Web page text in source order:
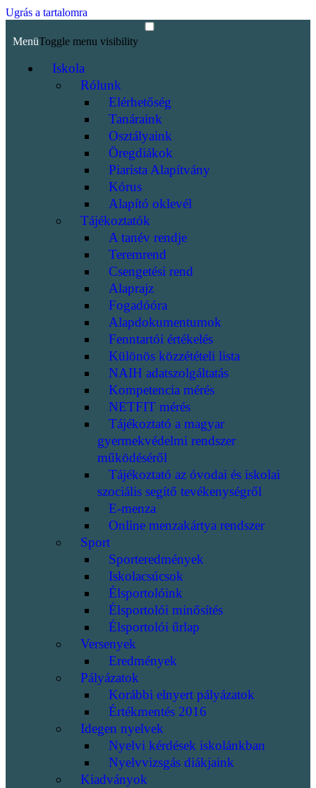
Ugrás a tartalomra
MenüToggle menu visibility
Iskola
Rólunk
Elérhetőség
Tanáraink
Osztályaink
Öregdiákok
Piarista Alapítvány
Kórus
Alapító oklevél
Tájékoztatók
A tanév rendje
Teremrend
Csengetési rend
Alaprajz
Fogadóóra
Alapdokumentumok
Fenntartói értékelés
Különös közzétételi lista
NAIH adatszolgáltatás
Kompetencia mérés
NETFIT mérés
Tájékoztató a magyar
gyermekvédelmi rendszer
működéséről
Tájékoztató az óvodai és iskolai
szociális segítő tevékenységről
E-menza
Online menzakártya rendszer
Sport
Sporteredmények
Iskolacsúcsok
Élsportolóink
Élsportolói minősítés
Élsportolói űrlap
Versenyek
Eredmények
Pályázatok
Korábbi elnyert pályázatok
Értékmentés 2016
Idegen nyelvek
Nyelvi kérdések iskolánkban
Nyelvvizsgás diákjaink
Kiadványok